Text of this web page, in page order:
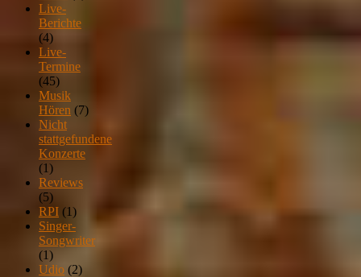
Live-
Berichte
(4)
Live-
Termine
(45)
Musik
Hören (7)
Nicht
stattgefundene
Konzerte
(1)
Reviews
(5)
RPI (1)
Singer-
Songwriter
(1)
Udio (2)